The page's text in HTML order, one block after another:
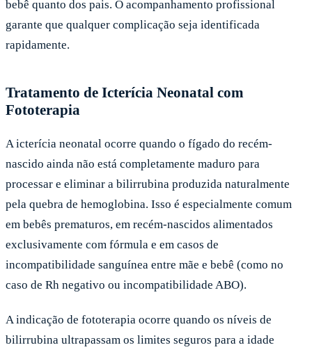
bebê quanto dos pais. O acompanhamento profissional
garante que qualquer complicação seja identificada
rapidamente.
Tratamento de Icterícia Neonatal com
Fototerapia
A icterícia neonatal ocorre quando o fígado do recém-
nascido ainda não está completamente maduro para
processar e eliminar a bilirrubina produzida naturalmente
pela quebra de hemoglobina. Isso é especialmente comum
em bebês prematuros, em recém-nascidos alimentados
exclusivamente com fórmula e em casos de
incompatibilidade sanguínea entre mãe e bebê (como no
caso de Rh negativo ou incompatibilidade ABO).
A indicação de fototerapia ocorre quando os níveis de
bilirrubina ultrapassam os limites seguros para a idade